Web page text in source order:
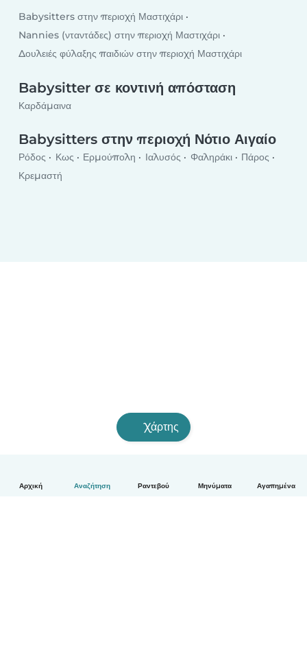
Αρχική Αναζήτηση Ραντεβού Μηνύματα Αγαπημένα
Babysitters στην περιοχή Μαστιχάρι
Nannies (νταντάδες) στην περιοχή Μαστιχάρι
Δουλειές φύλαξης παιδιών στην περιοχή Μαστιχάρι
Babysitter σε κοντινή απόσταση
Καρδάμαινα
Babysitters στην περιοχή Νότιο Αιγαίο
Ρόδος Κως Ερμούπολη Ιαλυσός Φαληράκι
Πάρος
Κρεμαστή
Χάρτης